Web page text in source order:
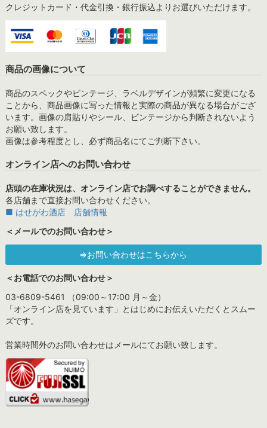
クレジットカード・代金引換・銀行振込よりお選びいただけます。
商品の画像について
商品のスペックやビンテージ、ラベルデザインが頻繁に変更になる
ことから、商品画像に写った情報と実際の商品が異なる場合がござ
います。画像の肩貼りやシール、ビンテージから判断されないよう
お願い致します。
画像は参考程度とし、必ず商品名にてご判断下さい。
オンライン店へのお問い合わせ
店頭の在庫状況は、オンライン店でお調べすることができません。
各店舗まで直接お問い合わせください。
■ はせがわ酒店 店舗情報
＜メールでのお問い合わせ＞
⇒お問い合わせはこちらから
＜お電話でのお問い合わせ＞
03-6809-5461 （09:00～17:00 月～金）
「オンライン店を見ています」とはじめにお伝えいただくとスムー
ズです。
営業時間外のお問い合わせはメールにてお願い致します。